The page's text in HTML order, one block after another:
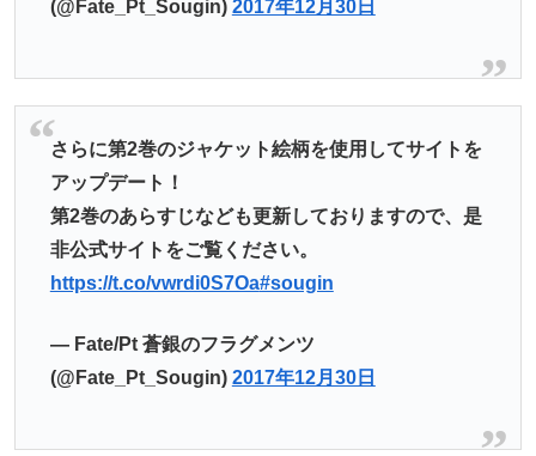
(@Fate_Pt_Sougin) 2017年12月30日
さらに第2巻のジャケット絵柄を使用してサイトを
アップデート！
第2巻のあらすじなども更新しておりますので、是
非公式サイトをご覧ください。
https://t.co/vwrdi0S7Oa#sougin
— Fate/Pt 蒼銀のフラグメンツ
(@Fate_Pt_Sougin) 2017年12月30日